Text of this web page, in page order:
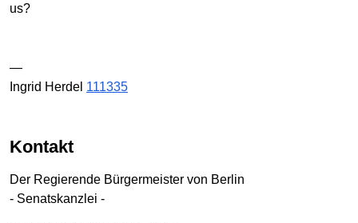
us?
—
Ingrid Herdel 111335
Kontakt
Der Regierende Bürgermeister von Berlin
- Senatskanzlei -